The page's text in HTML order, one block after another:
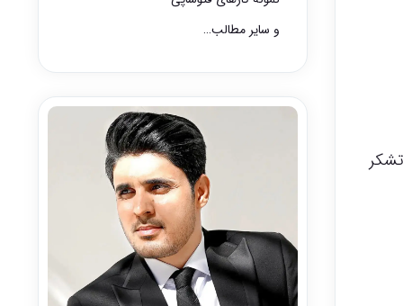
هستم. با تشکر
و سایر مطالب…